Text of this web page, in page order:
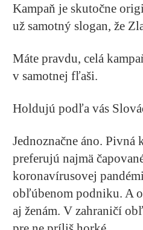
Kampaň je skutočne
už samotný slogan, že
Máte pravdu, celá
v samotnej fľaši.
Holdujú podľa vás
Jednoznačne áno.
preferujú najmä
koronavírusovej
obľúbenom podniku. A
aj ženám. V zahraničí